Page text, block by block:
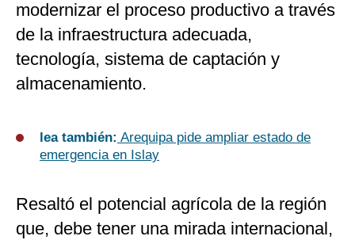
modernizar el proceso productivo a través
de la infraestructura adecuada,
tecnología, sistema de captación y
almacenamiento.
lea también: Arequipa pide ampliar estado de
emergencia en Islay
Resaltó el potencial agrícola de la región
que, debe tener una mirada internacional,